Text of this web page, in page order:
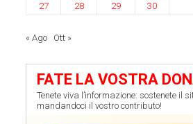
27
28 29 30
« Ago Ott »
FATE LA VOSTRA
Tenete viva l’informazione: sostenete il
mandandoci il vostro contributo!